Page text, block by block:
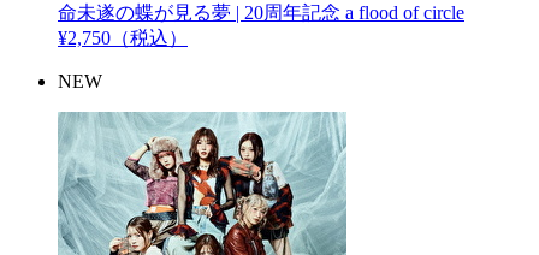
命未遂の蝶が見る夢 | 20周年記念 a flood of circle
¥2,750（税込）
NEW